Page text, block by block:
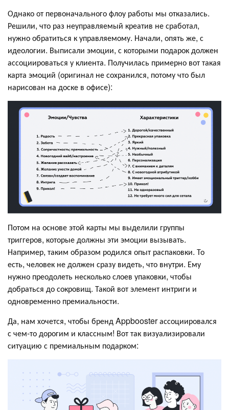
Однако от первоначального флоу работы мы отказались.
Решили, что раз неуправляемый креатив не сработал,
нужно обратиться к управляемому. Начали, опять же, с
идеологии. Выписали эмоции, с которыми подарок должен
ассоциироваться у клиента. Получилась примерно вот такая
карта эмоций (оригинал не сохранился, потому что был
нарисован на доске в офисе):
Потом на основе этой карты мы выделили группы
триггеров, которые должны эти эмоции вызывать.
Например, таким образом родился опыт распаковки. То
есть, человек не должен сразу видеть, что внутри. Ему
нужно преодолеть несколько слоев упаковки, чтобы
добраться до сокровищ. Такой вот элемент интриги и
одновременно премиальности.
Да, нам хочется, чтобы бренд Appbooster ассоциировался
с чем-то дорогим и классным! Вот так визуализировали
ситуацию с премиальным подарком: